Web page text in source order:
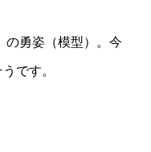
の勇姿（模型）。今
です。